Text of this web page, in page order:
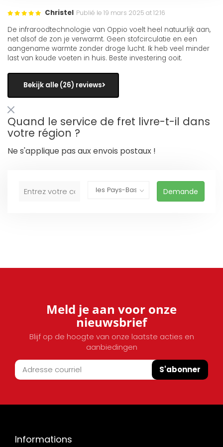
Christel Publié le 19 mars 2025 at 12:16
De infraroodtechnologie van Oppio voelt heel natuurlijk aan,
net alsof de zon je verwarmt. Geen stofcirculatie en een
aangename warmte zonder droge lucht. Ik heb veel minder
last van koude voeten in huis. Beste investering ooit.
Bekijk alle (26) reviews
Quand le service de fret livre-t-il dans
votre région ?
Ne s'applique pas aux envois postaux !
Demande
Meld je aan voor onze
nieuwsbrief
Blijf op de hoogte van onze laatste acties en
aanbiedingen
S'abonner
Informations